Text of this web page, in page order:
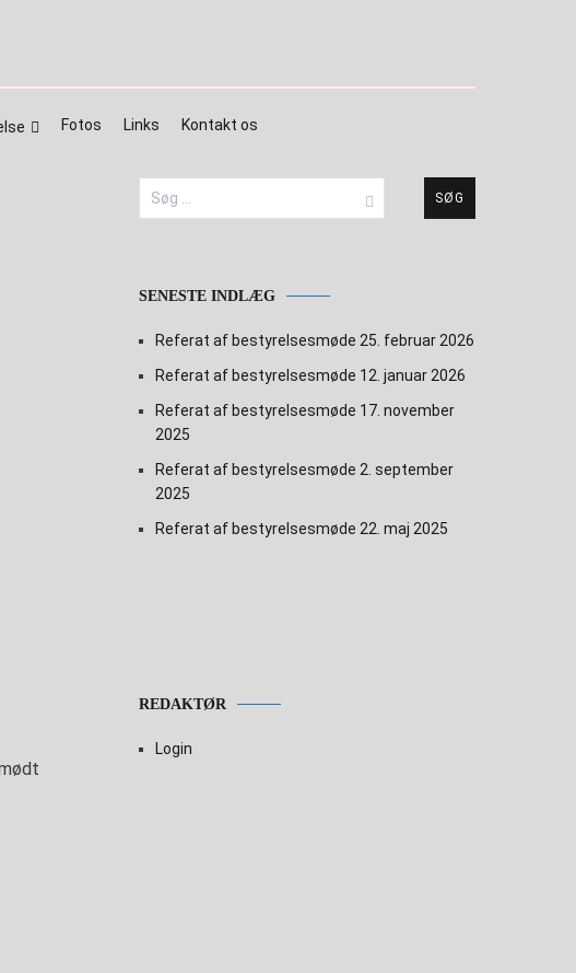
Fotos Links Kontakt os
Søg
efter:
SENESTE INDLÆG
Referat af bestyrelsesmøde 25. februar 2026
Referat af bestyrelsesmøde 12. januar 2026
Referat af bestyrelsesmøde 17. november
2025
Referat af bestyrelsesmøde 2. september
2025
Referat af bestyrelsesmøde 22. maj 2025
REDAKTØR
Login